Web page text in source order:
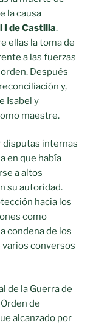
la causa
I de Castilla.
ellas la toma de
a las fuerzas
Después
y,
Isabel y
maestre.
disputas internas
en que había
a altos
su autoridad.
hacia los
como
condena de los
conversos
de la Guerra de
de
alcanzado por